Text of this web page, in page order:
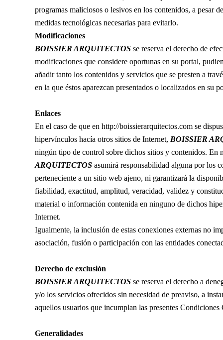
programas maliciosos o lesivos en los contenidos, a pesar
medidas tecnológicas necesarias para evitarlo.
Modificaciones
BOISSIER ARQUITECTOS se reserva el derecho de
modificaciones que considere oportunas en su portal,
añadir tanto los contenidos y servicios que se presten a
en la que éstos aparezcan presentados o localizados en su
Enlaces
En el caso de que en http://boissierarquitectos.com se
hipervínculos hacía otros sitios de Internet, BOISSIER
ningún tipo de control sobre dichos sitios y contenidos. En
ARQUITECTOS asumirá responsabilidad alguna por los
perteneciente a un sitio web ajeno, ni garantizará la
fiabilidad, exactitud, amplitud, veracidad, validez y
material o información contenida en ninguno de dichos
Internet.
Igualmente, la inclusión de estas conexiones externas no
asociación, fusión o participación con las entidades
Derecho de exclusión
BOISSIER ARQUITECTOS se reserva el derecho a
y/o los servicios ofrecidos sin necesidad de preaviso, a
aquellos usuarios que incumplan las presentes Condiciones
Generalidades